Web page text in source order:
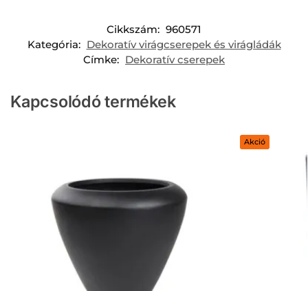
Cikkszám: 960571
Kategória: Dekoratív virágcserepek és virágládák
Címke: Dekoratív cserepek
Kapcsolódó termékek
Akció